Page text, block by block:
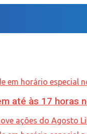
até às 17 horas